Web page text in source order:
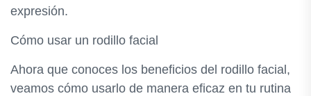
expresión.
Cómo usar un rodillo facial
Ahora que conoces los beneficios del rodillo facial,
veamos cómo usarlo de manera eficaz en tu rutina